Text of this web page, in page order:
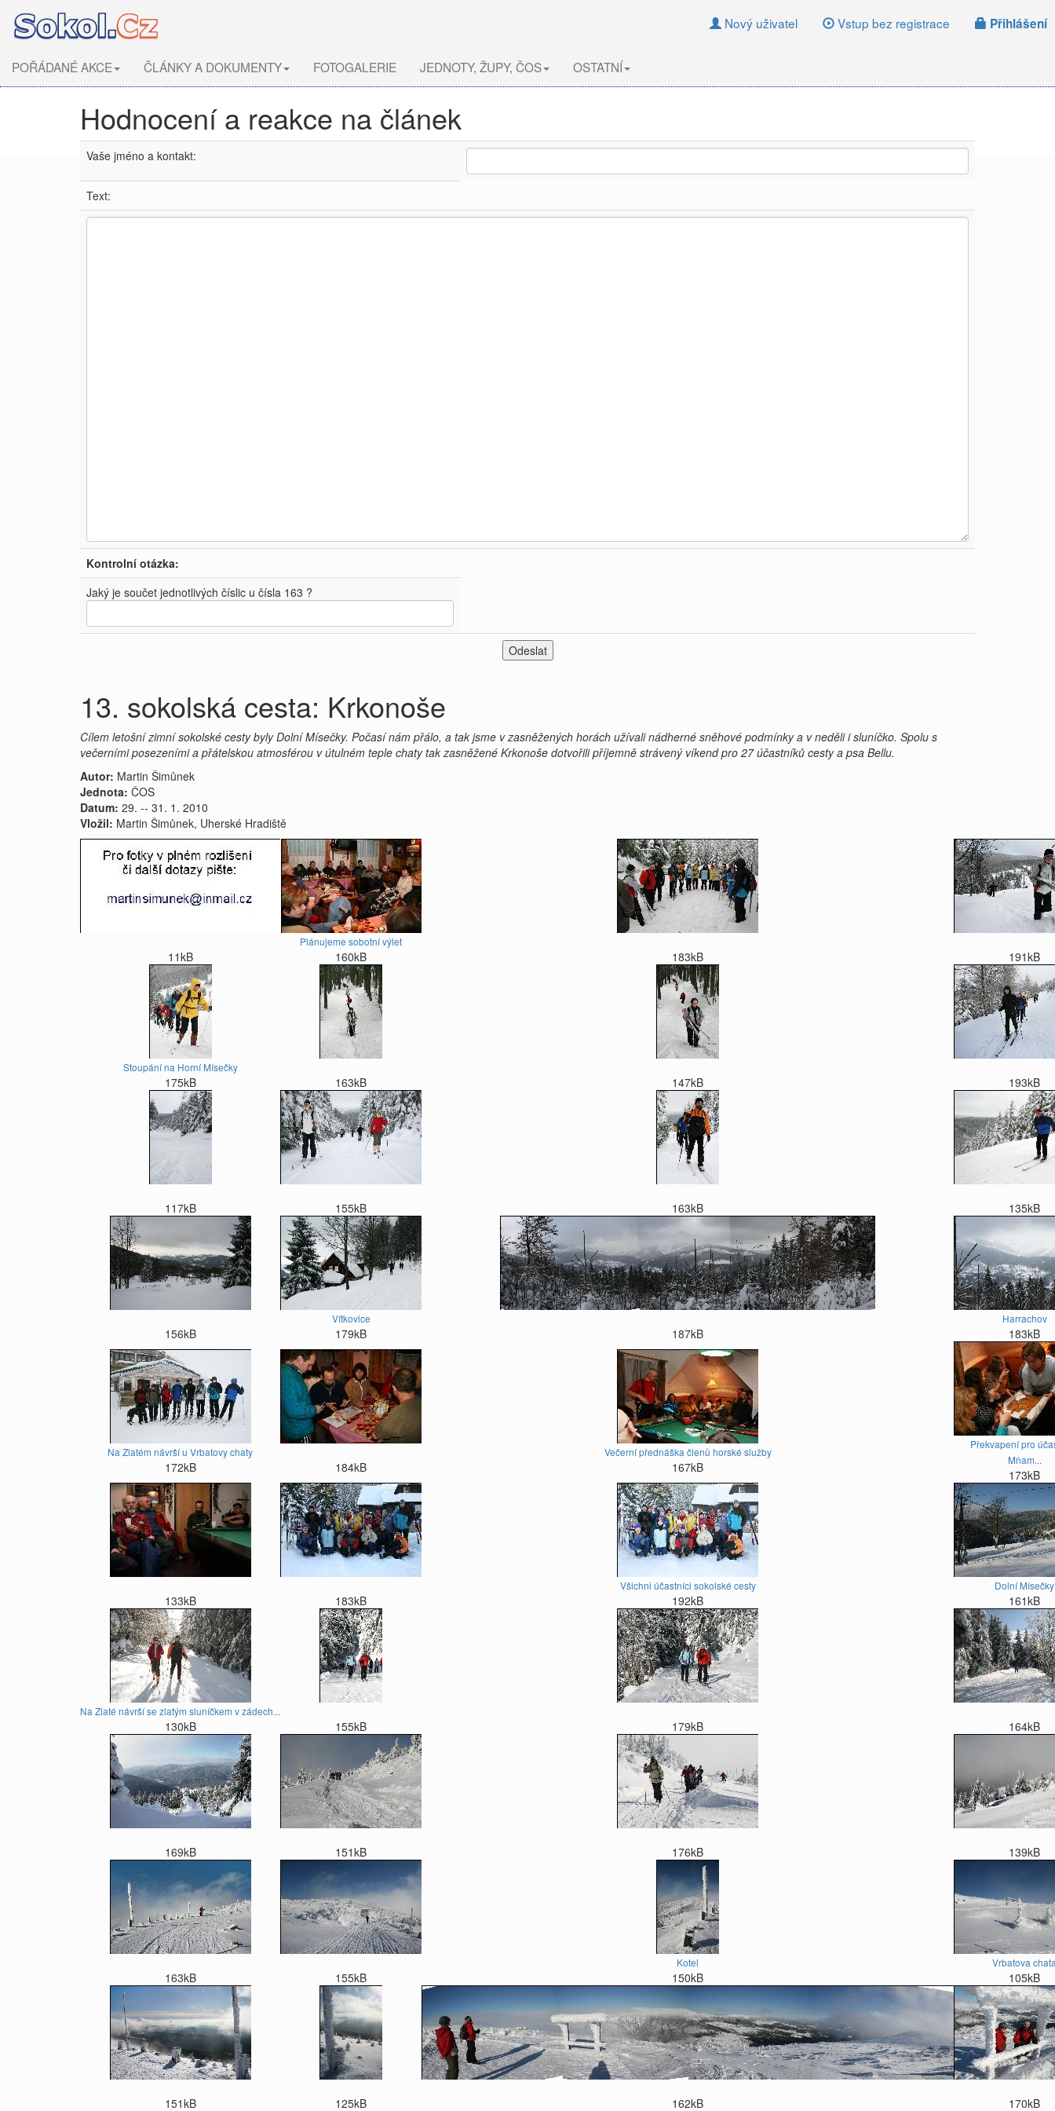
Nový uživatel Vstup bez registrace Přihlášení
POŘÁDANÉ AKCE ČLÁNKY A DOKUMENTY FOTOGALERIE JEDNOTY, ŽUPY, ČOS OSTATNÍ
Hodnocení a reakce na článek
Vaše jméno a kontakt:
Text:
Kontrolní otázka:
Jaký je součet jednotlivých číslic u čísla 163 ?
13. sokolská cesta: Krkonoše
Cílem letošní zimní sokolské cesty byly Dolní Mísečky. Počasí nám přálo, a tak jsme v zasněžených horách užívali nádherné sněhové podmínky a v neděli i sluníčko. Spolu s
večerními posezeními a přátelskou atmosférou v útulném teple chaty tak zasněžené Krkonoše dotvořili příjemně strávený víkend pro 27 účastníků cesty a psa Bellu.
Autor: Martin Šimůnek
Jednota: ČOS
Datum: 29. -- 31. 1. 2010
Vložil: Martin Šimůnek, Uherské Hradiště
11kB
Plánujeme sobotní výlet
160kB 183kB 191kB
Stoupání na Horní Mísečky
175kB 163kB 147kB 193kB
117kB 155kB 163kB 135kB
156kB
Vítkovice
179kB 187kB
Harrachov
183kB
Na Zlatém návrší u Vrbatovy chaty
172kB 184kB
Večerní přednáška členů horské služby
167kB
Překvapení pro
Mňam...
173kB
133kB 183kB
Všichni účastníci sokolské cesty
192kB
Dolní Mísečky
161kB
Na Zlaté návrší se zlatým sluníčkem v zádech...
130kB 155kB 179kB 164kB
169kB 151kB 176kB 139kB
163kB 155kB
Kotel
150kB
Vrbatova
105kB
151kB 125kB 162kB 170kB